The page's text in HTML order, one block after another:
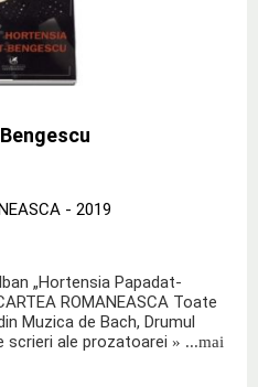
- 2019
„Hortensia Papadat-
ROMANEASCA Toate
Muzica de Bach, Drumul
scrieri ale prozatoarei » ...mai